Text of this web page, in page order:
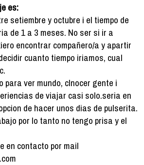
es:
setiembre y octubre i el tiempo de
de 1 a 3 meses. No ser si ir a
encontrar compañero/a y apartir
cuanto tiempo iriamos, cual
para ver mundo, clnocer gente i
de viajar casi solo.seria en
de hacer unos dias de pulserita.
por lo tanto no tengo prisa y el
en contacto por mail